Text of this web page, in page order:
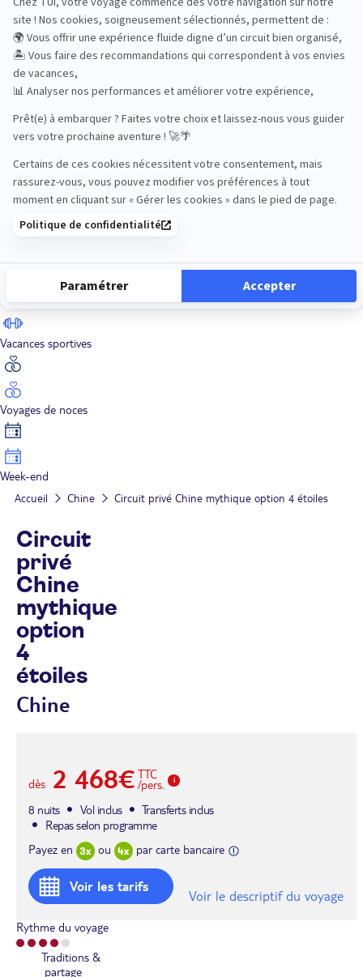
Road Trips
Safari
Sénior
Vacances sportives
Voyages de noces
Week-end
Accueil Chine Circuit privé Chine mythique option 4 étoiles
Circuit
privé
Chine
mythique
option
4
étoiles
Chine
dès 2 468€ TTC
/pers.
8 nuits
Vol inclus
Transferts inclus
Repas selon programme
Payez en
ou par carte bancaire
Voir les tarifs
Voir le descriptif du voyage
Rythme du voyage
Traditions &
partage